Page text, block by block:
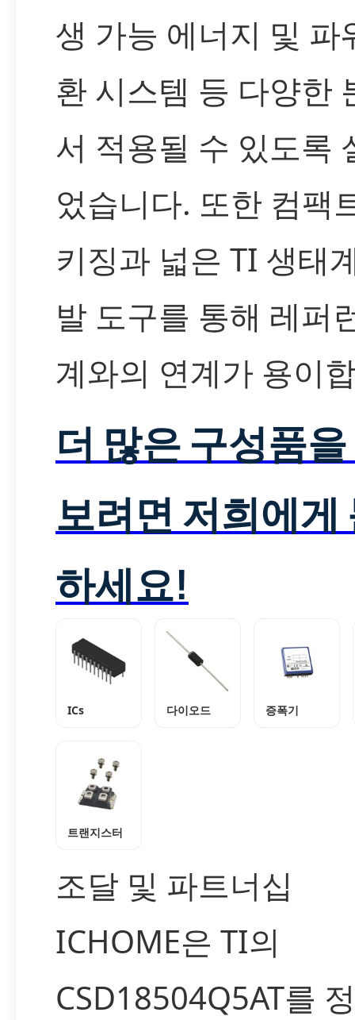
생 가능 에너지 및 파
환 시스템 등 다양한
서 적용될 수 있도록
었습니다. 또한 컴팩
키징과 넓은 TI 생태
발 도구를 통해 레퍼
계와의 연계가 용이
더 많은 구성품
보려면 저희에게
하세요!
ICs 다이오드 증폭기
트랜지스터
조달 및 파트너십
ICHOME은 TI의
CSD18504Q5AT를